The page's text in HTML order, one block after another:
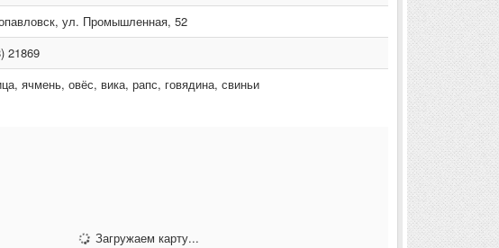
, ул. Промышленная, 52
21869
ячмень, овёс, вика, рапс, говядина, свиньи
Загружаем карту...